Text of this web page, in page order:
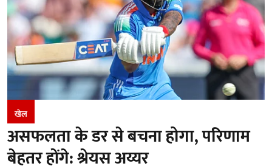
खेल
असफलता के डर से बचना होगा, परिणाम
बेहतर होंगे: श्रेयस अय्यर